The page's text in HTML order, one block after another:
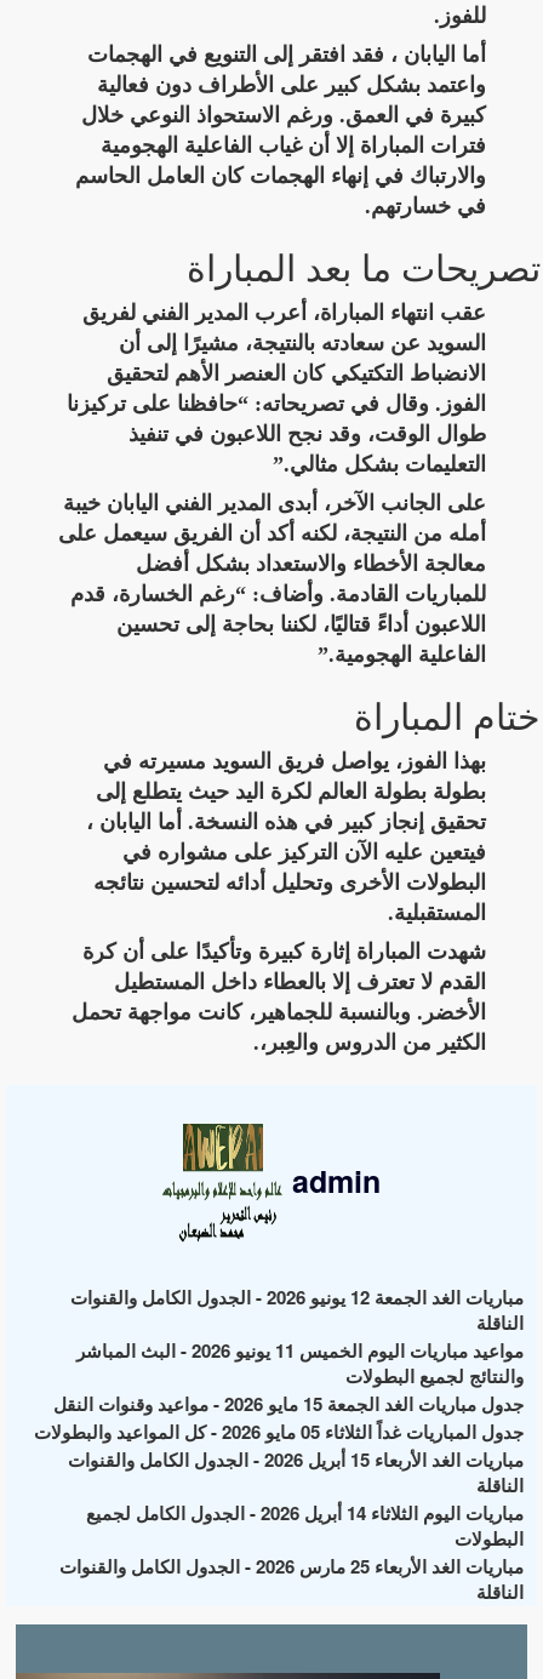
للفوز.
أما اليابان ، فقد افتقر إلى التنويع في الهجمات
واعتمد بشكل كبير على الأطراف دون فعالية
كبيرة في العمق. ورغم الاستحواذ النوعي خلال
فترات المباراة إلا أن غياب الفاعلية الهجومية
والارتباك في إنهاء الهجمات كان العامل الحاسم
في خسارتهم.
تصريحات ما بعد المباراة
عقب انتهاء المباراة، أعرب المدير الفني لفريق
السويد عن سعادته بالنتيجة، مشيرًا إلى أن
الانضباط التكتيكي كان العنصر الأهم لتحقيق
الفوز. وقال في تصريحاته: “حافظنا على تركيزنا
طوال الوقت، وقد نجح اللاعبون في تنفيذ
التعليمات بشكل مثالي.”
على الجانب الآخر، أبدى المدير الفني اليابان خيبة
أمله من النتيجة، لكنه أكد أن الفريق سيعمل على
معالجة الأخطاء والاستعداد بشكل أفضل
للمباريات القادمة. وأضاف: “رغم الخسارة، قدم
اللاعبون أداءً قتاليًا، لكننا بحاجة إلى تحسين
الفاعلية الهجومية.”
ختام المباراة
بهذا الفوز، يواصل فريق السويد مسيرته في
بطولة بطولة العالم لكرة اليد حيث يتطلع إلى
تحقيق إنجاز كبير في هذه النسخة. أما اليابان ،
فيتعين عليه الآن التركيز على مشواره في
البطولات الأخرى وتحليل أدائه لتحسين نتائجه
المستقبلية.
شهدت المباراة إثارة كبيرة وتأكيدًا على أن كرة
القدم لا تعترف إلا بالعطاء داخل المستطيل
الأخضر. وبالنسبة للجماهير، كانت مواجهة تحمل
الكثير من الدروس والعِبر،.
admin
مباريات الغد الجمعة 12 يونيو 2026 - الجدول الكامل والقنوات
الناقلة
مواعيد مباريات اليوم الخميس 11 يونيو 2026 - البث المباشر
والنتائج لجميع البطولات
جدول مباريات الغد الجمعة 15 مايو 2026 - مواعيد وقنوات النقل
جدول المباريات غداً الثلاثاء 05 مايو 2026 - كل المواعيد والبطولات
مباريات الغد الأربعاء 15 أبريل 2026 - الجدول الكامل والقنوات
الناقلة
مباريات اليوم الثلاثاء 14 أبريل 2026 - الجدول الكامل لجميع
البطولات
مباريات الغد الأربعاء 25 مارس 2026 - الجدول الكامل والقنوات
الناقلة